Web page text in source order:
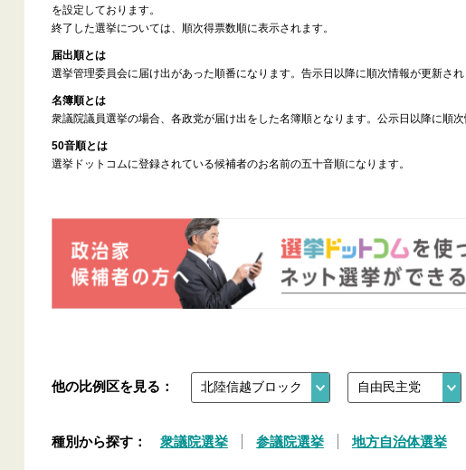
を設定しております。
終了した選挙については、順次得票数順に表示されます。
届出順とは
選挙管理委員会に届け出があった順番になります。告示日以降に順次情報が更新され
名簿順とは
衆議院議員選挙の場合、各政党が届け出をした名簿順となります。公示日以降に順次
50音順とは
選挙ドットコムに登録されている候補者のお名前の五十音順になります。
他の比例区を見る：
種別から探す： 衆議院選挙 参議院選挙 地方自治体選挙